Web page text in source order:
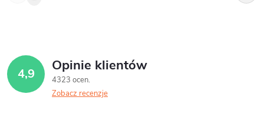
4,9 Opinie klientów
4323 ocen
Zobacz recenzje